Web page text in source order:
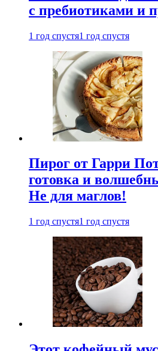
с пребиотиками и
1 год спустя1 год спустя
Пирог от Гарри
готовка и
Не для маглов!
1 год спустя1 год спустя